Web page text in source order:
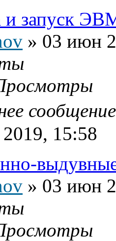
и запуск
» 03 июн
15:58
» 03 июн